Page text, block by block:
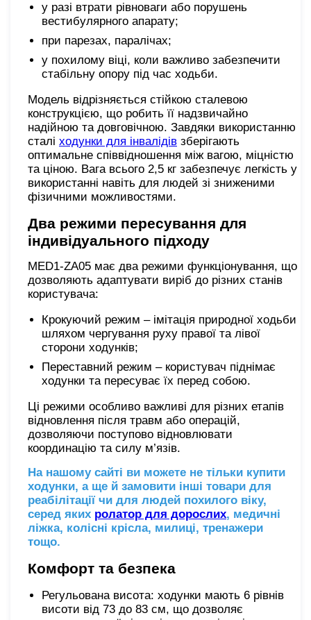
у разі втрати рівноваги або порушень
вестибулярного апарату;
при парезах, паралічах;
у похилому віці, коли важливо забезпечити
стабільну опору під час ходьби.
Модель відрізняється стійкою сталевою
конструкцією, що робить її надзвичайно
надійною та довговічною. Завдяки використанню
сталі ходунки для інвалідів зберігають
оптимальне співвідношення між вагою, міцністю
та ціною. Вага всього 2,5 кг забезпечує легкість у
використанні навіть для людей зі зниженими
фізичними можливостями.
Два режими пересування для
індивідуального підходу
MED1-ZA05 має два режими функціонування, що
дозволяють адаптувати виріб до різних станів
користувача:
Крокуючий режим – імітація природної ходьби
шляхом чергування руху правої та лівої
сторони ходунків;
Переставний режим – користувач піднімає
ходунки та пересуває їх перед собою.
Ці режими особливо важливі для різних етапів
відновлення після травм або операцій,
дозволяючи поступово відновлювати
координацію та силу м’язів.
На нашому сайті ви можете не тільки купити
ходунки, а ще й замовити інші товари для
реабілітації чи для людей похилого віку,
серед яких ролатор для дорослих, медичні
ліжка, колісні крісла, милиці, тренажери
тощо.
Комфорт та безпека
Регульована висота: ходунки мають 6 рівнів
висоти від 73 до 83 см, що дозволяє